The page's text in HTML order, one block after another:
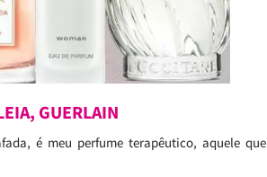
GUERLAIN
é meu perfume terapêutico, aquele que